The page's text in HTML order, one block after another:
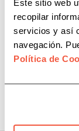
Este sitio web
recopilar
servicios y así
navegación.
Política de
normativa.
resultado
mejores
CAF